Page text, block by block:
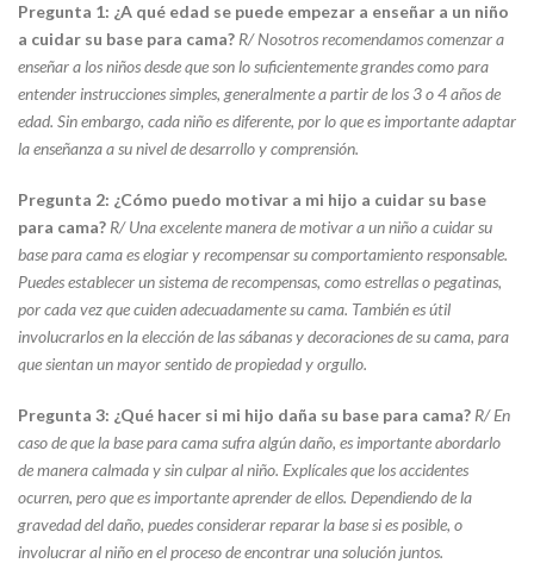
Pregunta 1: ¿A qué edad se puede empezar a enseñar a un niño
a cuidar su base para cama? R/ Nosotros recomendamos comenzar a
enseñar a los niños desde que son lo suficientemente grandes como para
entender instrucciones simples, generalmente a partir de los 3 o 4 años de
edad. Sin embargo, cada niño es diferente, por lo que es importante adaptar
la enseñanza a su nivel de desarrollo y comprensión.
Pregunta 2: ¿Cómo puedo motivar a mi hijo a cuidar su base
para cama? R/ Una excelente manera de motivar a un niño a cuidar su
base para cama es elogiar y recompensar su comportamiento responsable.
Puedes establecer un sistema de recompensas, como estrellas o pegatinas,
por cada vez que cuiden adecuadamente su cama. También es útil
involucrarlos en la elección de las sábanas y decoraciones de su cama, para
que sientan un mayor sentido de propiedad y orgullo.
Pregunta 3: ¿Qué hacer si mi hijo daña su base para cama? R/ En
caso de que la base para cama sufra algún daño, es importante abordarlo
de manera calmada y sin culpar al niño. Explícales que los accidentes
ocurren, pero que es importante aprender de ellos. Dependiendo de la
gravedad del daño, puedes considerar reparar la base si es posible, o
involucrar al niño en el proceso de encontrar una solución juntos.